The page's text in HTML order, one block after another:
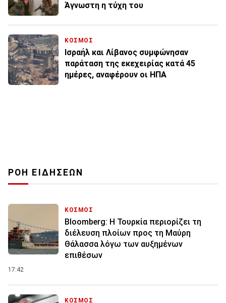
Άγνωστη η τύχη του
ΚΟΣΜΟΣ
Ισραήλ και Λίβανος συμφώνησαν
παράταση της εκεχειρίας κατά 45
ημέρες, αναφέρουν οι ΗΠΑ
ΡΟΗ ΕΙΔΗΣΕΩΝ
ΚΟΣΜΟΣ
Bloomberg: Η Τουρκία περιορίζει τη
διέλευση πλοίων προς τη Μαύρη
Θάλασσα λόγω των αυξημένων
επιθέσων
17:42
ΚΟΣΜΟΣ